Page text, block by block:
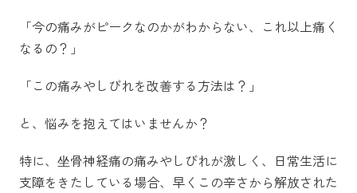
「今の痛みがピークなのかがわからない、これ以上痛く
なるの？」
「この痛みやしびれを改善する方法は？」
と、悩みを抱えてはいませんか？
特に、坐骨神経痛の痛みやしびれが激しく、日常生活に
支障をきたしている場合、早くこの辛さから解放された